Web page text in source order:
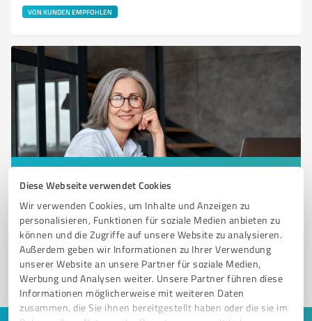
Diese Webseite verwendet Cookies
Wir verwenden Cookies, um Inhalte und Anzeigen zu
personalisieren, Funktionen für soziale Medien anbieten zu
können und die Zugriffe auf unsere Website zu analysieren.
Außerdem geben wir Informationen zu Ihrer Verwendung
unserer Website an unsere Partner für soziale Medien,
Werbung und Analysen weiter. Unsere Partner führen diese
Informationen möglicherweise mit weiteren Daten
zusammen, die Sie ihnen bereitgestellt haben oder die sie im
VON KUNDEN EMPFOHLEN
Sie möchten auch hier gelistet werden?
Registrieren Sie sich jetzt und werden Sie ein von
Kunden empfohlener ProvenExpert!
1